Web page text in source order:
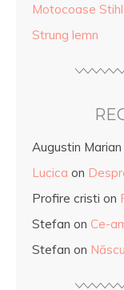
Motocoase Stihl
Strung lemn
Augustin
Lucica on
Profire cristi on
Stefan on Ce-
Stefan on